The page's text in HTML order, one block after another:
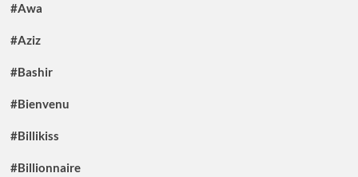
#Awa
#Aziz
#Bashir
#Bienvenu
#Billikiss
#Billionnaire